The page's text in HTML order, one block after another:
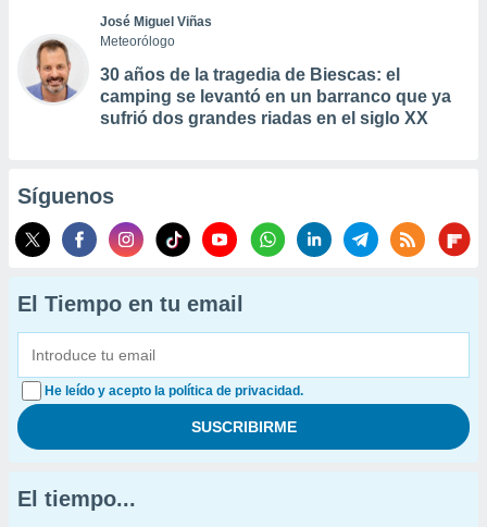
José Miguel Viñas
Meteorólogo
30 años de la tragedia de Biescas: el
camping se levantó en un barranco que ya
sufrió dos grandes riadas en el siglo XX
Síguenos
El Tiempo en tu email
He leído y acepto la política de privacidad.
El tiempo...